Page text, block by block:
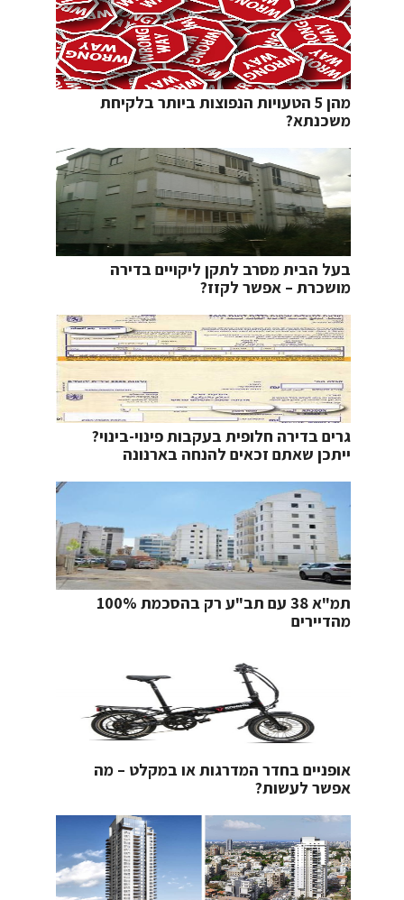
מהן 5 הטעויות הנפוצות ביותר בלקיחת
משכנתא?
בעל הבית מסרב לתקן ליקויים בדירה
מושכרת – אפשר לקזז?
גרים בדירה חלופית בעקבות פינוי-בינוי?
ייתכן שאתם זכאים להנחה בארנונה
תמ"א 38 עם תב"ע רק בהסכמת 100%
מהדיירים
אופניים בחדר המדרגות או במקלט – מה
אפשר לעשות?